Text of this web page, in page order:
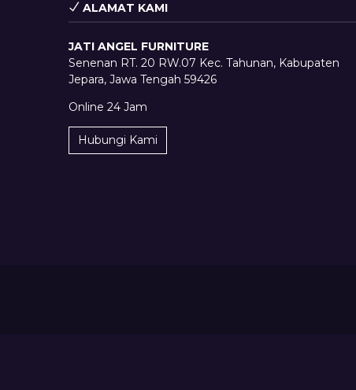
ALAMAT KAMI
JATI ANGEL FURNITURE
Senenan RT. 20 RW.07 Kec. Tahunan, Kabupaten
Jepara, Jawa Tengah 59426
Online 24 Jam
Hubungi Kami